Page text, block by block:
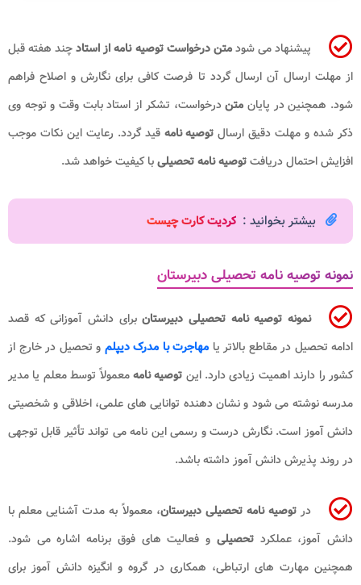
پیشنهاد می شودمتن درخواست توصیه نامه از استادچند هفته قبل
از مهلت ارسال آن ارسال گردد تا فرصت کافی برای نگارش و اصلاح فراهم
شود. همچنین در پایان متندرخواست، تشکر از استاد بابت وقت و توجه وی
ذکر شده و مهلت دقیق ارسال توصیه نامهقید گردد. رعایت این نکات موجب
افزایش احتمال دریافتتوصیه نامه تحصیلیبا کیفیت خواهد شد.
بیشتر بخوانید : کردیت کارت چیست
نمونه توصیه نامه تحصیلی دبیرستان
نمونه توصیه نامه تحصیلی دبیرستانبرای دانش آموزانی که قصد
ادامه تحصیل در مقاطع بالاتر یامهاجرت با مدرک دیپلم و تحصیل در خارج از
کشور را دارند اهمیت زیادی دارد. این توصیه نامهمعمولاً توسط معلم یا مدیر
مدرسه نوشته می شود و نشان دهنده توانایی های علمی، اخلاقی و شخصیتی
دانش آموز است. نگارش درست و رسمی این نامه می تواند تأثیر قابل توجهی
در روند پذیرش دانش آموز داشته باشد.
درتوصیه نامه تحصیلی دبیرستان، معمولاً به مدت آشنایی معلم با
دانش آموز، عملکردتحصیلی و فعالیت های فوق برنامه اشاره می شود.
همچنین مهارت های ارتباطی، همکاری در گروه و انگیزه دانش آموز برای